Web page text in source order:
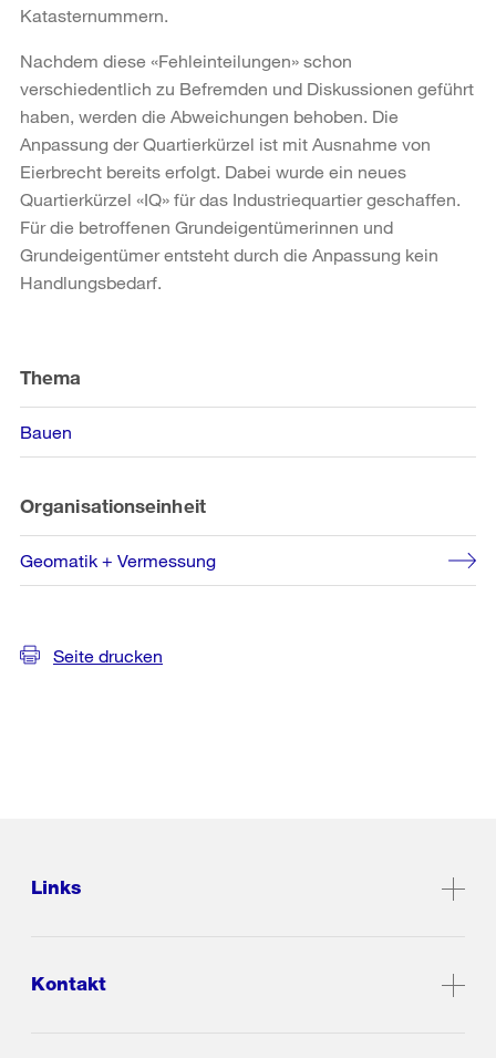
Katasternummern.
Nachdem diese «Fehleinteilungen» schon
verschiedentlich zu Befremden und Diskussionen geführt
haben, werden die Abweichungen behoben. Die
Anpassung der Quartierkürzel ist mit Ausnahme von
Eierbrecht bereits erfolgt. Dabei wurde ein neues
Quartierkürzel «IQ» für das Industriequartier geschaffen.
Für die betroffenen Grundeigentümerinnen und
Grundeigentümer entsteht durch die Anpassung kein
Handlungsbedarf.
Informationen
Thema
Bauen
Organisationseinheit
Geomatik + Vermessung
Seite drucken
Links
Kontakt